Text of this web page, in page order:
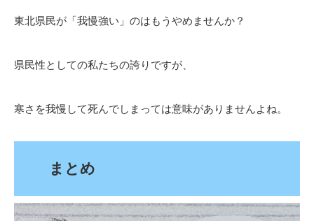
東北県民が「我慢強い」のはもうやめませんか？
県民性としての私たちの誇りですが、
寒さを我慢して死んでしまっては意味がありませんよね。
まとめ